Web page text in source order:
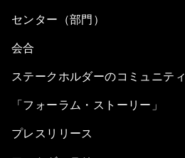
センター（部門）
会合
ステークホルダーのコミュニティ
「フォーラム・ストーリー」
プレスリリース